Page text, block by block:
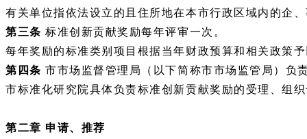
有关单位指依法设立的且住所地在本市行政区域内的企
第三条 标准创新贡献奖励每年评审一次。
每年奖励的标准类别项目根据当年财政预算和相关政策
第四条 市市场监督管理局（以下简称市市场监管局）负
市标准化研究院具体负责标准创新贡献奖励的受理、组
第二章 申请、推荐